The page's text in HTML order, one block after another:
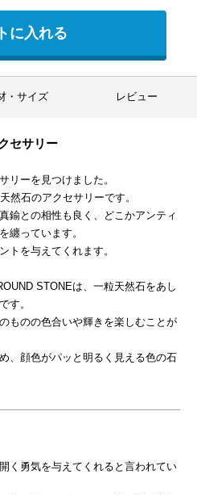
に入れる
・サイズ レビュー
セサリー
リーを見つけました。
然石のアクセサリーです。
鍮との相性も良く、どこかアンティ
纏っています。
トを与えてくれます。
STONEは、一粒天然石をあし
す。
ものの色合いや輝きを楽しむことが
、顔色がパッと明るく見える色の石
く勇気を与えてくれると言われてい